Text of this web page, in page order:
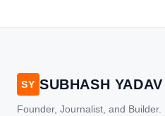
SY SUBHASH YADAV
Founder, Journalist, and Builder.